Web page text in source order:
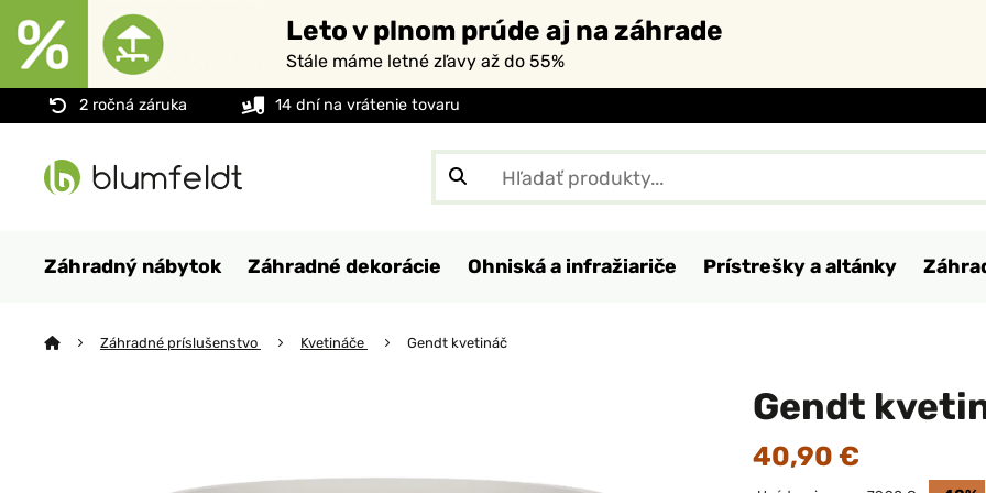
Leto v plnom prúde aj na záhrade
Stále máme letné zľavy až do 55%
2 ročná záruka 14 dní na vrátenie tovaru
Záhradný nábytok Záhradné dekorácie Ohniská a infražiariče Prístrešky a altánky
Záhradné príslušenstvo Kvetináče Gendt kvetináč
Gendt
40,90 €